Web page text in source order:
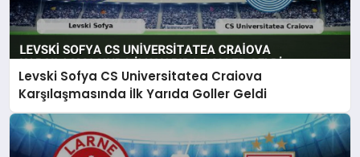
Levski Sofya CS Universitatea Craiova
Karşılaşmasında İlk Yarıda Goller Geldi